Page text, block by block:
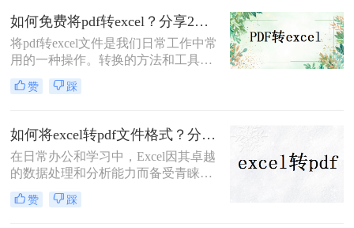
呢？本文将为您详细介绍Excel转PDF
的方法，帮助您轻松实现数据的安全
分享与打印，提升工作效率。
如何免费将pdf转excel？分享2个免费pdf转excel方法
将pdf转excel文件是我们日常工作中常
用的一种操作。转换的方法和工具很
多，但是好用的却没几个，有时候我
们转换之后会出现乱码的情况也有排
呢？选对转换器很重要，下面来给大
家介绍一下转转大师pdf转换器，一起
看看吧。
赞 踩
如何将excel转pdf文件格式？分享三种实用操作方法！
在日常办公和学习中，Excel因其卓越
的数据处理和分析能力而备受青睐。
然而，在需要将Excel表格以固定格式
分享、打印或存档时，PDF格式因其
赞 踩